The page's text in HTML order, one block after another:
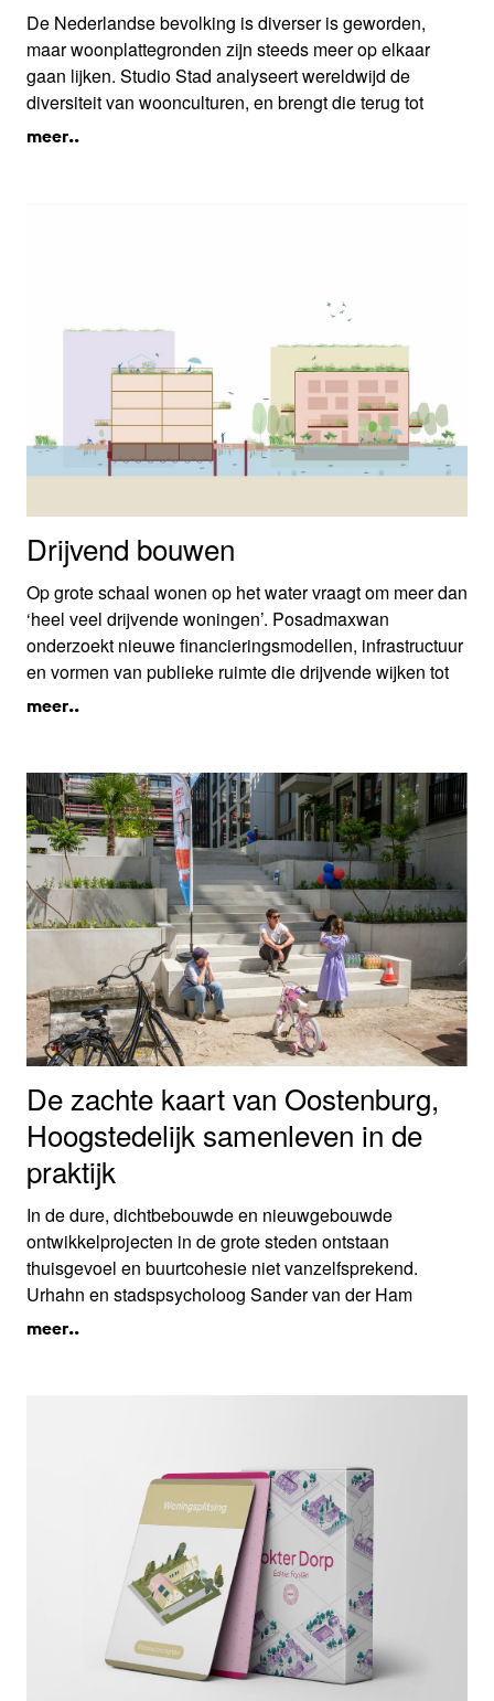
De Nederlandse bevolking is diverser is geworden,
maar woonplattegronden zijn steeds meer op elkaar
gaan lijken. Studio Stad analyseert wereldwijd de
diversiteit van woonculturen, en brengt die terug tot
eenvoudige elementen die een standaard
meer..
Drijvend bouwen
Op grote schaal wonen op het water vraagt om meer dan
‘heel veel drijvende woningen’. Posadmaxwan
onderzoekt nieuwe financieringsmodellen, infrastructuur
en vormen van publieke ruimte die drijvende wijken tot
een complete stad kunnen maken. Hun handboek toont
manier te combineren en optimaal te profiteren van onze
waterrijke omgeving.
meer..
De zachte kaart van Oostenburg,
Hoogstedelijk samenleven in de
praktijk
In de dure, dichtbebouwde en nieuwgebouwde
ontwikkelprojecten in de grote steden ontstaan
thuisgevoel en buurtcohesie niet vanzelfsprekend.
Urhahn en stadspsycholoog Sander van der Ham
brengen de ervaringen en wensen van allereerste
voor een stedenbouw die toe-eigening en
meer..